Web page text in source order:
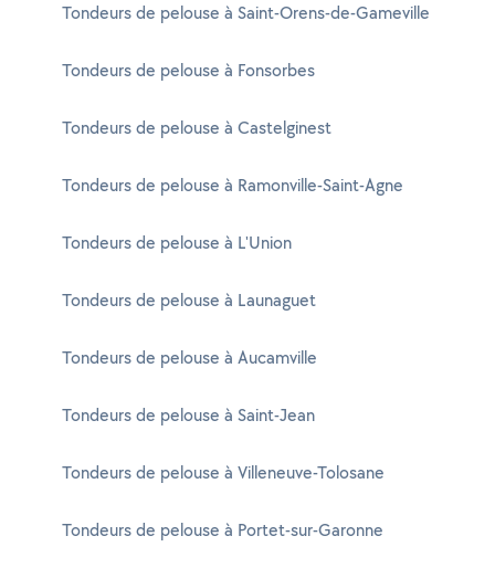
Tondeurs de pelouse à Saint-Orens-de-Gameville
Tondeurs de pelouse à Fonsorbes
Tondeurs de pelouse à Castelginest
Tondeurs de pelouse à Ramonville-Saint-Agne
Tondeurs de pelouse à L'Union
Tondeurs de pelouse à Launaguet
Tondeurs de pelouse à Aucamville
Tondeurs de pelouse à Saint-Jean
Tondeurs de pelouse à Villeneuve-Tolosane
Tondeurs de pelouse à Portet-sur-Garonne